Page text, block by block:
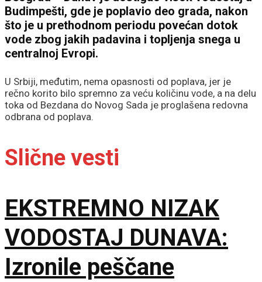
Budimpešti, gde je poplavio deo grada, nakon
što je u prethodnom periodu povećan dotok
vode zbog jakih padavina i topljenja snega u
centralnoj Evropi.
U Srbiji, međutim, nema opasnosti od poplava, jer je
rečno korito bilo spremno za veću količinu vode, a na delu
toka od Bezdana do Novog Sada je proglašena redovna
odbrana od poplava.
Slične vesti
EKSTREMNO NIZAK
VODOSTAJ DUNAVA:
Izronile peščane